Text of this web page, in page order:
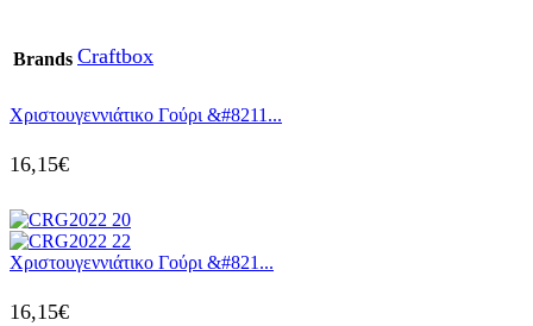
Brands Craftbox
Χριστουγεννιάτικο Γούρι &#8211...
16,15€
Χριστουγεννιάτικο Γούρι &#821...
16,15€